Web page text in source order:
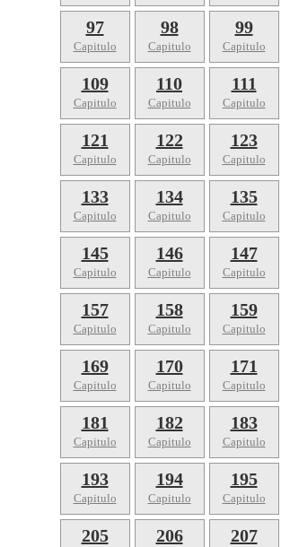
97
Capitulo
98
Capitulo
99
Capitulo
109
Capitulo
110
Capitulo
111
Capitulo
121
Capitulo
122
Capitulo
123
Capitulo
133
Capitulo
134
Capitulo
135
Capitulo
145
Capitulo
146
Capitulo
147
Capitulo
157
Capitulo
158
Capitulo
159
Capitulo
169
Capitulo
170
Capitulo
171
Capitulo
181
Capitulo
182
Capitulo
183
Capitulo
193
Capitulo
194
Capitulo
195
Capitulo
205 206 207